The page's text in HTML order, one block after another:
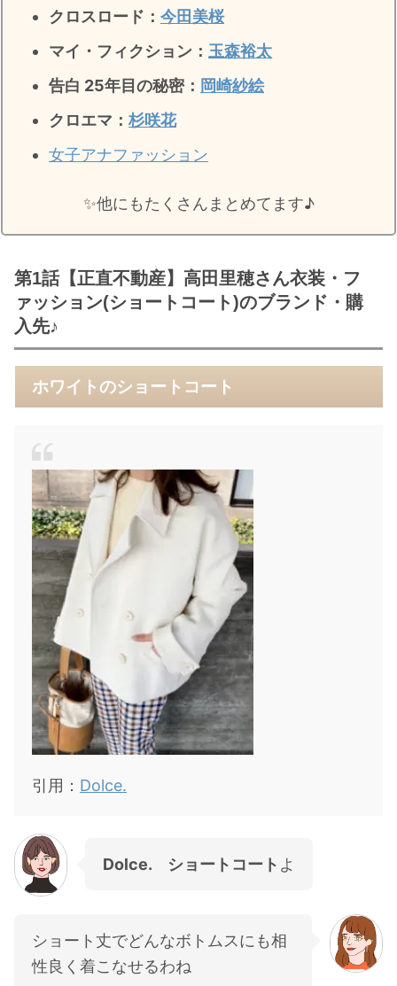
クロスロード： 今田美桜
マイ・フィクション： 玉森裕太
告白 25年目の秘密： 岡崎紗絵
クロエマ： 杉咲花
女子アナファッション
✨️他にもたくさんまとめてます♪
第1話【正直不動産】高田里穂さん衣装・フ
ァッション(ショートコート)のブランド・購
入先♪
ホワイトのショートコート
引用： Dolce.
Dolce. ショートコート よ
ショート丈でどんなボトムスにも相
性良く着こなせるわね